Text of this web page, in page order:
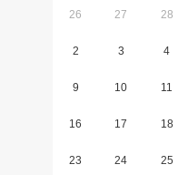
26 27 28
2 3 4
9 10 11
16 17 18
23 24 25